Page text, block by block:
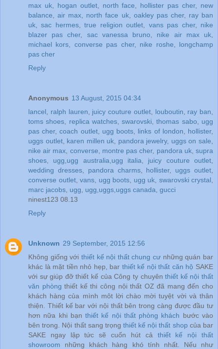
max uk, hogan outlet, north face hollister pas cher, new
balance ,air max north face uk, oakley pas cher, ray ban
uk ,sac hermes,true religion outlet vans pas cher, nike
blazer pas cher, sac vanessa bruno nike air max uk
michael kors
converse pas cher, nike roshe
longchamp
pas cher
Reply
Anonymous 13 August, 2015 04:34
lancel
ralph lauren juicy couture outlet, louboutin ray ban
toms shoes
replica watches,swarovski ,thomas sabo
ugg
pas cher,coach outlet, ugg boots links of london hollister,
uggs outlet, karen millen uk pandora jewelry, uggs on sale
nike air max converse montre pas cher, pandora uk,supra
shoes
ugg,ugg australia,ugg italia juicy couture outlet
wedding dresses, pandora charms, hollister, uggs outlet
converse outlet, vans ugg boots ugg uk swarovski crystal
marc jacobs ugg ugg,uggs,uggs canada gucci
ninest123 08.13
Reply
Unknown 29 September, 2015 12:56
Không giống với thiết kế nội thất chung cư những quán bar
khác là mặt tiền nhỏ hẹp, bar thiết kế nội thất căn hộ SAKE
với sự giúp đỡ thiết kế của Công ty chuyênthiết kế nội thất
văn phòng thiết kế thi công nội thất OZ đã mang đến cho
khách hàng của mình môt lời chào mời tuyệt vời và thân
thiện. Thiết kế bar với nội thất bên trong càng được đầu tư
hơn nữa khi bạnthiết kế nội thất phòng khách bước vào
bên trong. Nội thất sang trọng thiết kế nội thất shop của bar
SAKE ngay lập tức sẽ cuốn hút cả thiết kế nội thất
showroom những khách hàng khó tính nhất. Nếu như